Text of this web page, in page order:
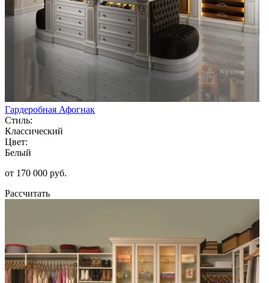
Гардеробная Афогнак
Стиль:
Классический
Цвет:
Белый
от 170 000 руб.
Рассчитать